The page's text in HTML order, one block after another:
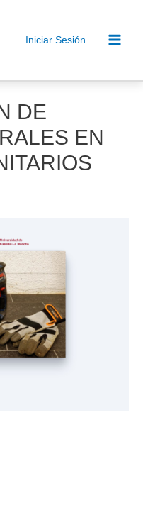
Iniciar Sesión
DE
EN